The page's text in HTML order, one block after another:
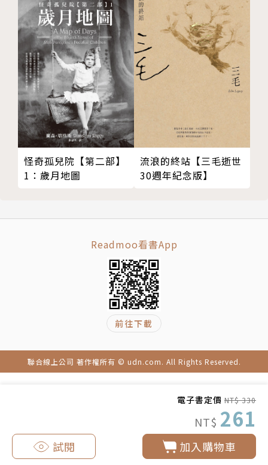
電子書定價 NT$ 330
NT$ 261
加入購物車
試閱
★用一個個器物背後的故事，串起一場異國歷史與文化
的饗宴
原來一條繩子、一塊瓷磚背後都能藏著意想不到的故
事，讓我們聽見來自遠方的聲音，也讓我們更加理解臺
灣與世界之間呼應的文化脈動。
作者簡介
新藤悅子
1961年出生於日本愛知縣豐橋市，畢業於津田塾大學
咪》、《伊朗西瓜的種子物語》、《聽牧羊人的口笛
聲》、《土耳其的風之旅》等。
1957年出生於日本富山縣，以細膩的筆觸與豐富的想
《魔女宅急便》系列、《霍爾的移動城堡》、《哈利波
譯者簡介
怪奇孤兒院【第二部】
1：歲月地圖
流浪的終站【三毛逝世
30週年紀念版】
Readmoo看書App
前往下載
聯合線上公司 著作權所有 © udn.com. All Rights Reserved.